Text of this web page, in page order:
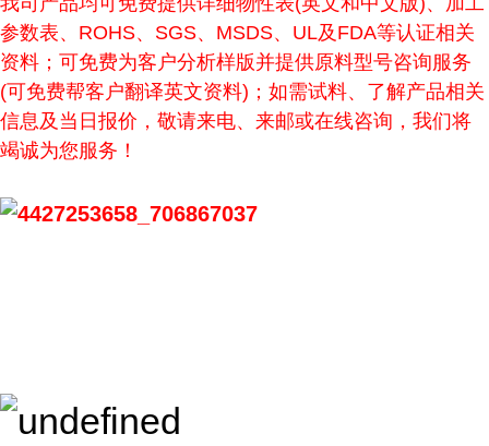
参数表、ROHS、SGS、MSDS、UL及FDA等认证相关
资料；可免费为客户分析样版并提供原料型号咨询服务
(可免费帮客户翻译英文资料)；如需试料、了解产品相关
信息及当日报价，敬请来电、来邮或在线咨询，我们将
竭诚为您服务！